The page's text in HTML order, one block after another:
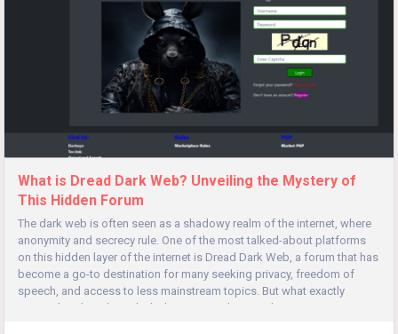
What is Dread Dark Web? Unveiling the Mystery of
This Hidden Forum
The dark web is often seen as a shadowy realm of the internet, where
anonymity and secrecy rule. One of the most talked-about platforms
on this hidden layer of the internet is Dread Dark Web, a forum that has
become a go-to destination for many seeking privacy, freedom of
speech, and access to less mainstream topics. But what exactly
is Dread Dark Web, and why has it gained so much...